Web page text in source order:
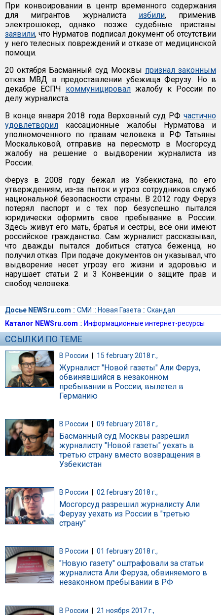
При конвоировании в центр временного содержания
для мигрантов журналиста избили, применив
электрошокер, однако позже судебные приставы
заявили, что Нурматов подписал документ об отсутствии
у него телесных повреждений и отказе от медицинской
помощи.
20 октября Басманный суд Москвы признал законным
отказ МВД в предоставлении убежища Ферузу. Но в
декабре ЕСПЧ коммуницировал жалобу к России по
делу журналиста.
В конце января 2018 года Верховный суд РФ частично
удовлетворил кассационные жалобы Нурматова и
уполномоченного по правам человека в РФ Татьяны
Москальковой, отправив на пересмотр в Мосгорсуд
жалобу на решение о выдворении журналиста из
России.
Феруз в 2008 году бежал из Узбекистана, по его
утверждениям, из-за пыток и угроз сотрудников служб
национальной безопасности страны. В 2012 году Феруз
потерял паспорт и с тех пор безуспешно пытался
юридически оформить свое пребывание в России.
Здесь живут его мать, братья и сестры, все они имеют
российское гражданство. Сам журналист рассказывал,
что дважды пытался добиться статуса беженца, но
получил отказ. При подаче документов он указывал, что
выдворение несет угрозу его жизни и здоровью и
нарушает статьи 2 и 3 Конвенции о защите прав и
свобод человека.
Досье NEWSru.com :: СМИ :: Новая Газета :: Скандал
Каталог NEWSru.com :: Информационные интернет-ресурсы
ССЫЛКИ ПО ТЕМЕ
В России | 15 february 2018 г.,
Журналист "Новой газеты" Али Феруз,
обвинявшийся в незаконном
пребывании в России, вылетел в
Германию
В России 09 february 2018 г.,
Басманный суд Москвы разрешил
журналисту "Новой газеты" уехать в
третью страну вместо возвращения в
Узбекистан
В России 02 february 2018 г.,
Мосгорсуд разрешил журналисту Али
Ферузу уехать из России в "третью
страну"
В России 01 february 2018 г.,
"Новую газету" оштрафовали за статьи
журналиста Али Феруза, обвиняемого в
незаконном пребывании в РФ
В России | 21 ноября 2017 г.,